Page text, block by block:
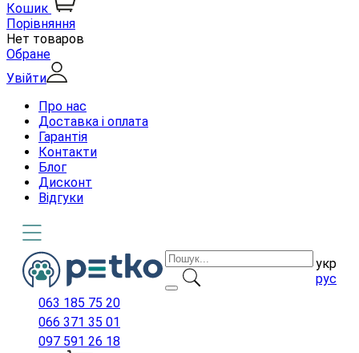
Кошик
Порівняння
Нет товаров
Обране
Увійти
Про нас
Доставка і оплата
Гарантія
Контакти
Блог
Дисконт
Відгуки
укр
рус
063 185 75 20
066 371 35 01
097 591 26 18